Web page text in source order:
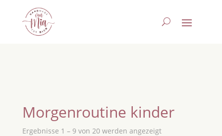
Morgenroutine kinder
Ergebnisse 1 – 9 von 20 werden angezeigt